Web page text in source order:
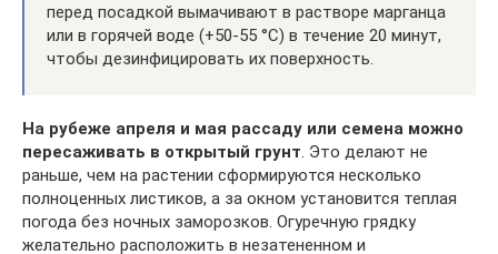
перед посадкой вымачивают в растворе марганца
или в горячей воде (+50-55 °C) в течение 20 минут,
чтобы дезинфицировать их поверхность.
На рубеже апреля и мая рассаду или семена можно
пересаживать в открытый грунт . Это делают не
раньше, чем на растении сформируются несколько
полноценных листиков, а за окном установится теплая
погода без ночных заморозков. Огуречную грядку
желательно расположить в незатененном и